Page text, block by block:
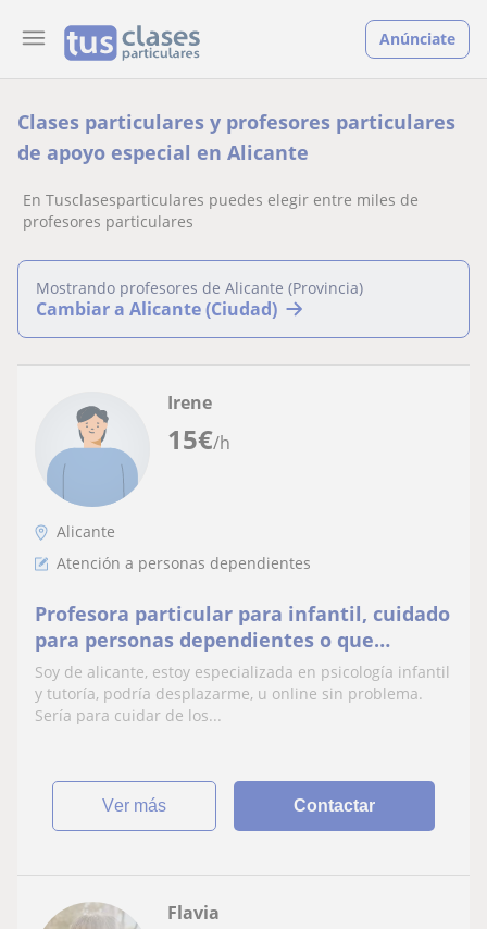
Anúnciate
Clases particulares y profesores particulares
de apoyo especial en Alicante
En Tusclasesparticulares puedes elegir entre miles de
profesores particulares
Mostrando profesores de Alicante (Provincia)
Cambiar a Alicante (Ciudad)
15€/h
Irene
Alicante
Atención a personas dependientes
Profesora particular para infantil, cuidado
para personas dependientes o que
necesiten apoyo
Soy de alicante, estoy especializada en psicología infantil
y tutoría, podría desplazarme, u online sin problema.
Sería para cuidar de los...
ver más Contactar
Flavia